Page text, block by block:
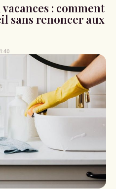
: comment
sans renoncer aux